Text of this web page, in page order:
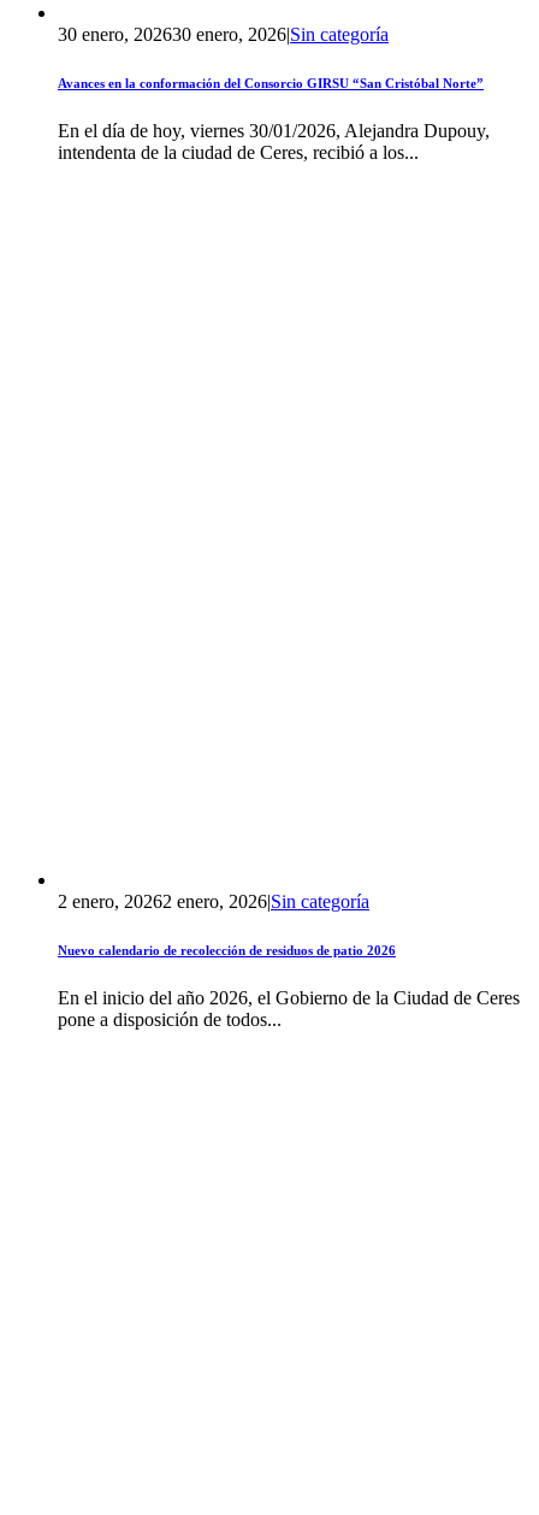
30 enero, 202630 enero, 2026|Sin categoría
Avances en la conformación del Consorcio GIRSU “San Cristóbal Norte”
En el día de hoy, viernes 30/01/2026, Alejandra Dupouy,
intendenta de la ciudad de Ceres, recibió a los...
2 enero, 20262 enero, 2026|Sin categoría
Nuevo calendario de recolección de residuos de patio 2026
En el inicio del año 2026, el Gobierno de la Ciudad de Ceres
pone a disposición de todos...